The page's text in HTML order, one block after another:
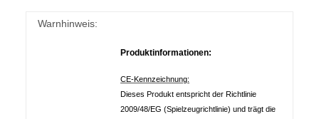
Warnhinweis:
Produktinformationen:
CE-Kennzeichnung:
Dieses Produkt entspricht der Richtlinie
2009/48/EG (Spielzeugrichtlinie) und trägt die